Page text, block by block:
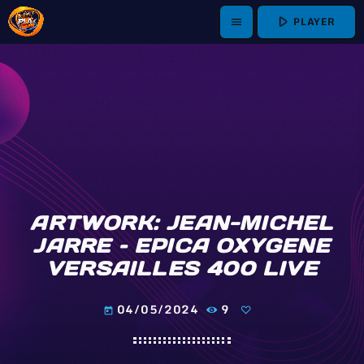
menu play_arrow PLAYER
ARTWORK: JEAN-MICHEL
JARRE – EPICA OXYGENE
VERSAILLES 400 LIVE
today 04/05/2024 9